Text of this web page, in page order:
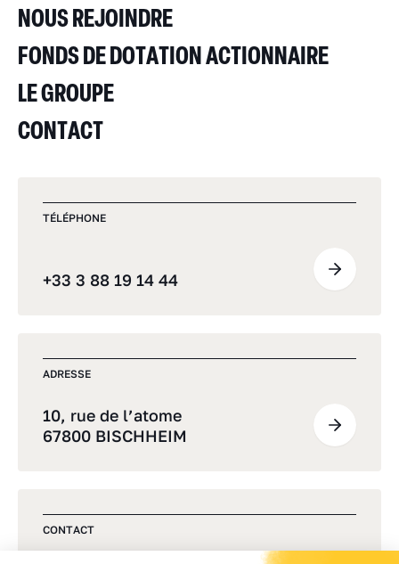
NOUS REJOINDRE
FONDS DE DOTATION ACTIONNAIRE
LE GROUPE
CONTACT
TÉLÉPHONE
+33 3 88 19 14 44
ADRESSE
10, rue de l’atome
67800 BISCHHEIM
CONTACT